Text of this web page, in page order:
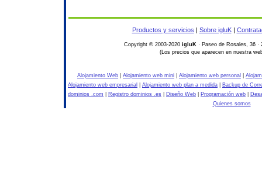
Productos y servicios | Sobre igluK|
Copyright © 2003-2020 igluK · Paseo de Rosales, 36
(Los precios que aparecen en nuestra
Alojamiento Web Alojamiento web mini Alojamiento web personal
Alojamiento web empresarial
Alojamiento web plan a medida
Backup de
dominios .com
Registro dominios .es Diseño Web Programación web
Quienes somos